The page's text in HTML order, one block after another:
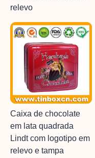
relevo
Caixa de chocolate
em lata quadrada
Lindt com logotipo em
relevo e tampa